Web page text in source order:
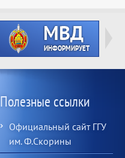
Полезные ссылки
Официальный сайт ГГУ
им. Ф.Скорины